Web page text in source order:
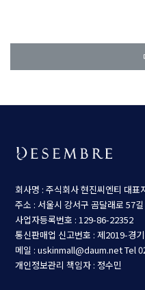
회사명 : 주식회사 현진씨엔티 대표
주소 : 서울시 강서구 곰달래로 57
사업자등록번호 : 129-86-22352
통신판매업 신고번호 : 제2019-경
메일 : uskinmall@daum.netTel
개인정보관리 책임자 : 정수민